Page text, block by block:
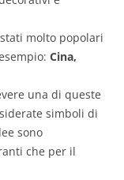
molto popolari
Cina,
una di queste
simboli di
sono
che per il